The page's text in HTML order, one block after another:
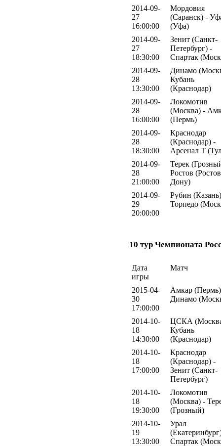
2014-09-
27
16:00:00
Мордовия
(Саранск) -
(Уфа)
2014-09-
27
18:30:00
Зенит (Санкт-
Петербург) -
Спартак
2014-09-
28
13:30:00
Динамо
Кубань
(Краснодар)
2014-09-
28
16:00:00
Локомотив
(Москва) -
(Пермь)
2014-09-
28
18:30:00
Краснодар
(Краснодар) -
Арсенал Т
2014-09-
28
21:00:00
Терек
Ростов
Дону)
2014-09-
29
20:00:00
Рубин
Торпедо
10 тур Чемпионата
Дата
игры
Матч
2015-04-
30
17:00:00
Амкар
Динамо
2014-10-
18
14:30:00
ЦСКА
Кубань
(Краснодар)
2014-10-
18
17:00:00
Краснодар
(Краснодар) -
Зенит (Санкт-
Петербург)
2014-10-
18
19:30:00
Локомотив
(Москва) -
(Грозный)
2014-10-
19
13:30:00
Урал
Спартак